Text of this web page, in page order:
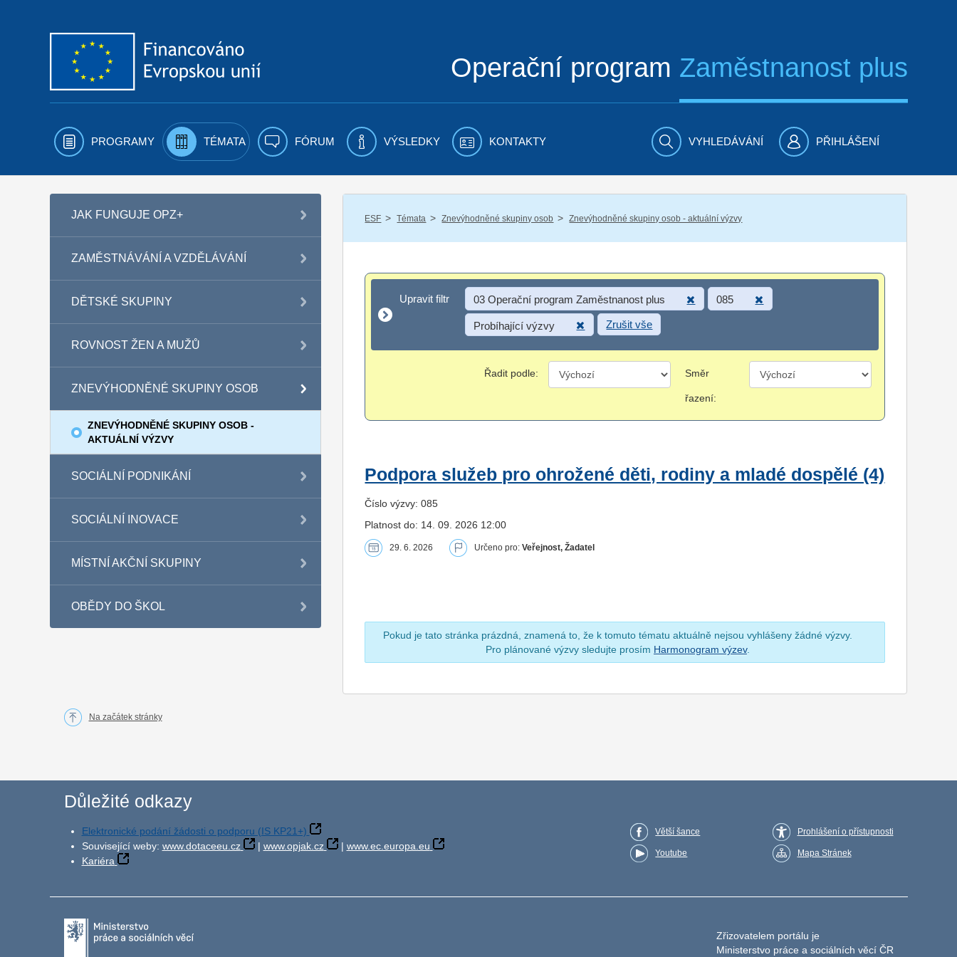
Operační program Zaměstnanost plus
PROGRAMY TÉMATA FÓRUM VÝSLEDKY KONTAKTY VYHLEDÁVÁNÍ PŘIHLÁŠENÍ
JAK FUNGUJE OPZ+
ZAMĚSTNÁVÁNÍ A VZDĚLÁVÁNÍ
DĚTSKÉ SKUPINY
ROVNOST ŽEN A MUŽŮ
ZNEVÝHODNĚNÉ SKUPINY OSOB
ZNEVÝHODNĚNÉ SKUPINY OSOB -
AKTUÁLNÍ VÝZVY
SOCIÁLNÍ PODNIKÁNÍ
SOCIÁLNÍ INOVACE
MÍSTNÍ AKČNÍ SKUPINY
OBĚDY DO ŠKOL
ESF / Témata / Znevýhodněné skupiny osob / Znevýhodněné skupiny osob - aktuální výzvy
Upravit filtr
Upravit filtr 03 Operační program Zaměstnanost plus 085
Probíhající výzvy Zrušit vše
Řadit podle: Směr
řazení:
Podpora služeb pro ohrožené děti, rodiny a mladé dospělé (4)
Číslo výzvy: 085
Platnost do: 14. 09. 2026 12:00
29. 6. 2026 Určeno pro:Veřejnost, Žadatel
Pokud je tato stránka prázdná, znamená to, že k tomuto tématu aktuálně nejsou vyhlášeny žádné výzvy.
Pro plánované výzvy sledujte prosím Harmonogram výzev.
Na začátek stránky
Důležité odkazy
Elektronické podání žádosti o podporu (IS KP21+)
Související weby: www.dotaceeu.cz | www.opjak.cz | www.ec.europa.eu
Kariéra
Větší šance
Youtube
Prohlášení o přístupnosti
Mapa Stránek
Zřizovatelem portálu je
Ministerstvo práce a sociálních věcí ČR